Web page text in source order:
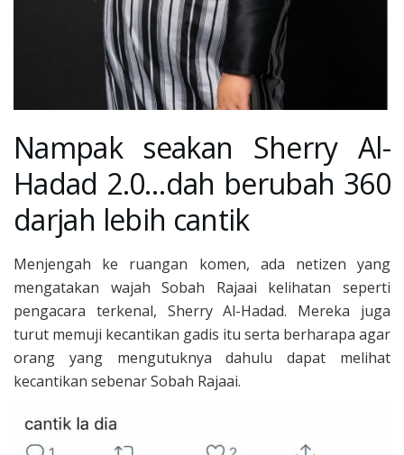
Nampak seakan Sherry Al-
Hadad 2.0…dah berubah 360
darjah lebih cantik
Menjengah ke ruangan komen, ada netizen yang
mengatakan wajah Sobah Rajaai kelihatan seperti
pengacara terkenal, Sherry Al-Hadad. Mereka juga
turut memuji kecantikan gadis itu serta berharapa agar
orang yang mengutuknya dahulu dapat melihat
kecantikan sebenar Sobah Rajaai.